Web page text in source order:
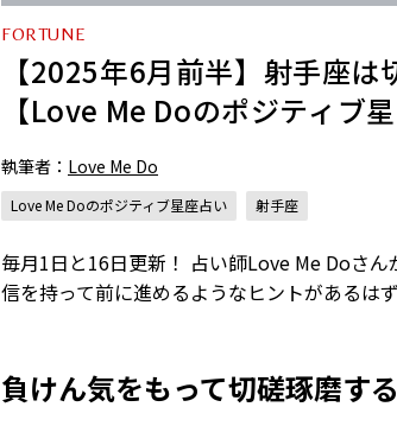
FORTUNE
【2025年6月前半】射手座
【Love Me Doのポジティブ星
執筆者： Love Me Do
Love Me Doのポジティブ星座占い 射手座
毎月1日と16日更新！ 占い師Love Me Doさ
信を持って前に進めるようなヒントがあるはず
負けん気をもって切磋琢磨する